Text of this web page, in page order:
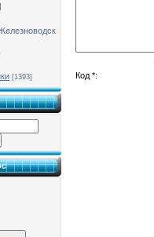
[1393] Код *: